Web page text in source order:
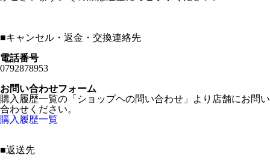
■キャンセル・返金・交換連絡先
電話番号
0792878953
お問い合わせフォーム
購入履歴一覧の「ショップヘの問い合わせ」より店舗にお問い
合わせください。
購入履歴一覧
■返送先